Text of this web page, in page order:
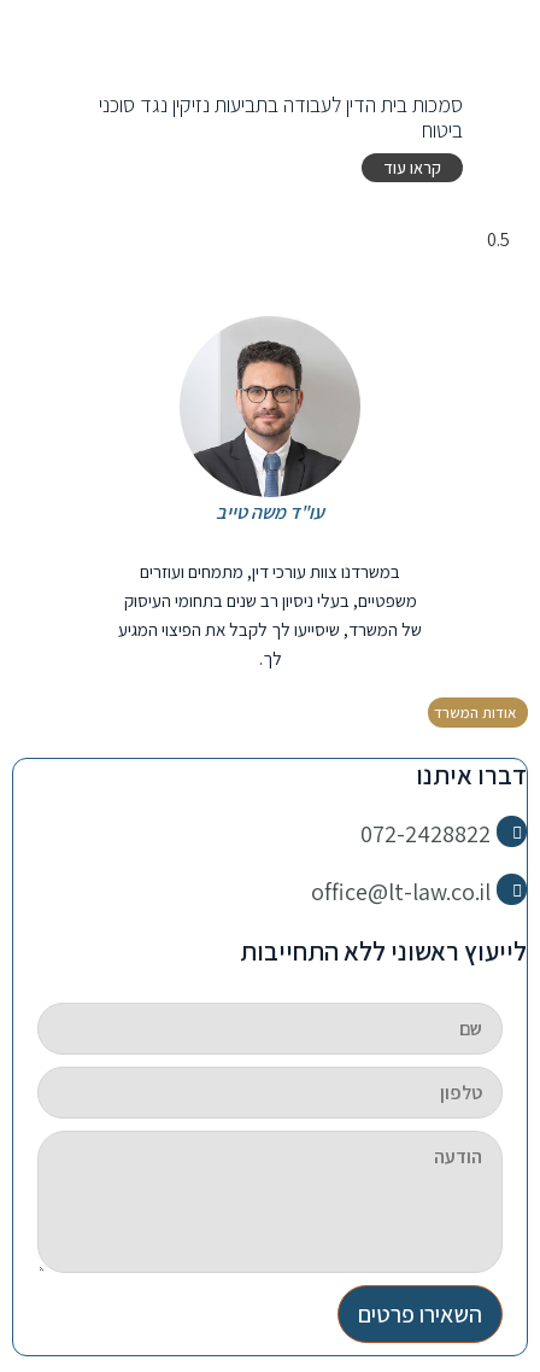
סמכות בית הדין לעבודה בתביעות נזיקין נגד סוכני
ביטוח
קראו עוד
עו"ד משה טייב
במשרדנו צוות עורכי דין, מתמחים ועוזרים
משפטיים, בעלי ניסיון רב שנים בתחומי העיסוק
של המשרד, שיסייעו לך לקבל את הפיצוי המגיע
לך.
אודות המשרד
דברו איתנו
072-2428822
office@lt-law.co.il
לייעוץ ראשוני ללא התחייבות
השאירו פרטים